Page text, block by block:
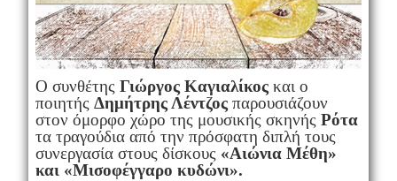
Ο συνθέτης Γιώργος Καγιαλίκοςκαι ο
ποιητής Δημήτρης Λέντζοςπαρουσιάζουν
στον όμορφο χώρο της μουσικής σκηνής Ρότα
τα τραγούδια από την πρόσφατη διπλή τους
συνεργασία στους δίσκους «Αιώνια Μέθη»
και «Μισοφέγγαρο κυδώνι».